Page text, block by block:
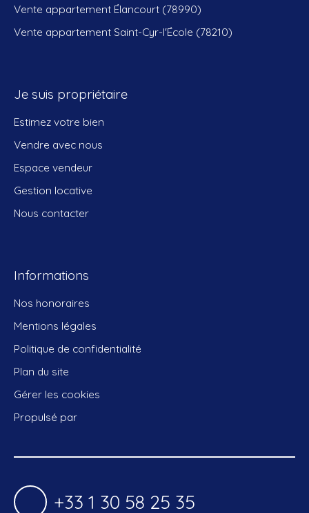
Vente appartement Élancourt (78990)
Vente appartement Saint-Cyr-l'École (78210)
Je suis propriétaire
Estimez votre bien
Vendre avec nous
Espace vendeur
Gestion locative
Nous contacter
Informations
Nos honoraires
Mentions légales
Politique de confidentialité
Plan du site
Gérer les cookies
Propulsé par
+33 1 30 58 25 35